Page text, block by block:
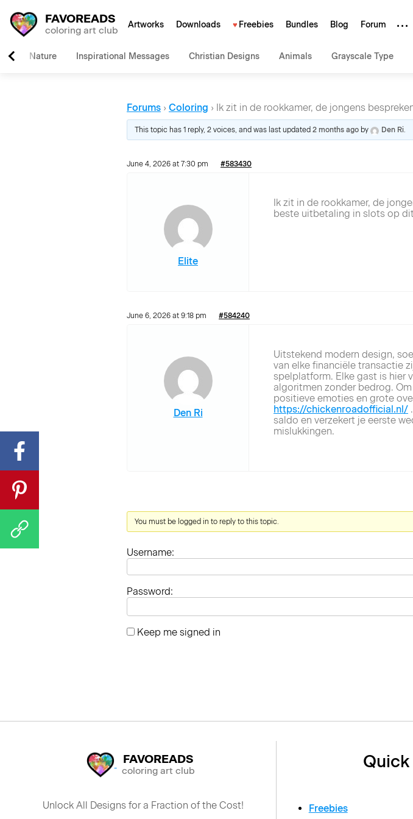
FAVOREADS
coloring art club Artworks Downloads Freebies Bundles Blog Forum ···
Nature Inspirational Messages Christian Designs Animals Grayscale Type
Forums › Coloring › Ik zit in de rookkamer, de jongens
This topic has 1 reply, 2 voices, and was last updated 2 months agoby Den Ri.
June 4, 2026 at 7:30 pm #583430
Elite
Ik zit in de rookkamer, de
beste uitbetaling in slots op
June 6, 2026 at 9:18 pm #584240
Den Ri
Uitstekend modern design,
van elke financiële transactie
spelplatform. Elke gast is hier
algoritmen zonder bedrog.
positieve emoties en grote
https://chickenroadofficial.nl/
saldo en verzekert je eerste
mislukkingen.
You must be logged in to reply to this topic.
Username:
Password:
Keep me signed in
FAVOREADS
coloring art club
Unlock All Designs for a Fraction of the Cost!
Freebies